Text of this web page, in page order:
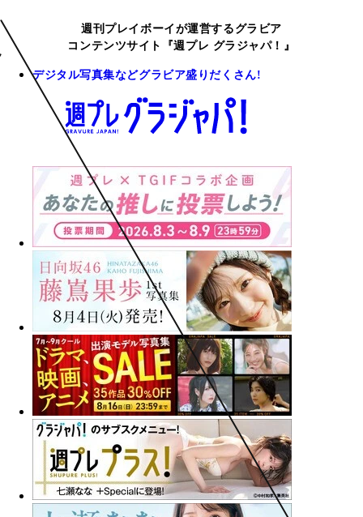
週刊プレイボーイが運営するグラビア
コンテンツサイト『週プレ グラジャパ！』
デジタル写真集などグラビア盛りだくさん!